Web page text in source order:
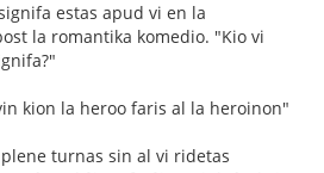
estas apud vi en la
la romantika komedio. "Kio vi
kion la heroo faris al la heroinon"
turnas sin al vi ridetas